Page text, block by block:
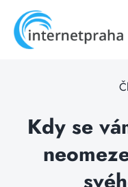
content
Kdy se